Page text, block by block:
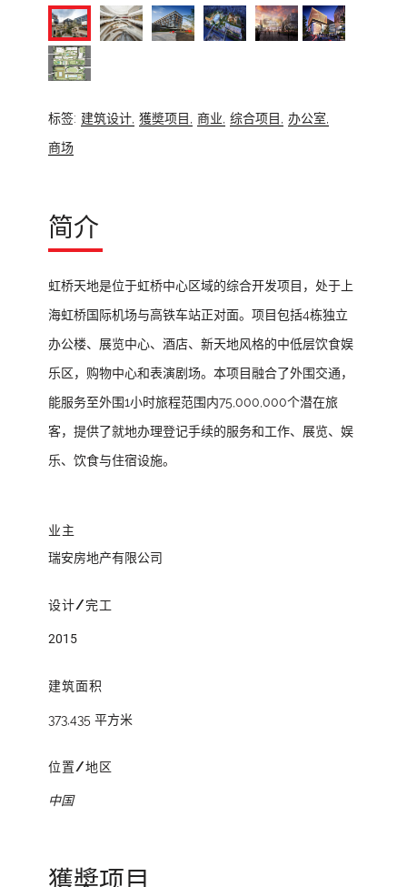
标签: 建筑设计, 獲奬项目, 商业, 综合项目, 办公室,
商场
简介
虹桥天地是位于虹桥中心区域的综合开发项目，处于上
海虹桥国际机场与高铁车站正对面。项目包括4栋独立
办公楼、展览中心、酒店、新天地风格的中低层饮食娱
乐区，购物中心和表演剧场。本项目融合了外围交通，
能服务至外围1小时旅程范围内75,000,000个潜在旅
客，提供了就地办理登记手续的服务和工作、展览、娱
乐、饮食与住宿设施。
业主
瑞安房地产有限公司
设计/完工
2015
建筑面积
373,435 平方米
位置/地区
中国